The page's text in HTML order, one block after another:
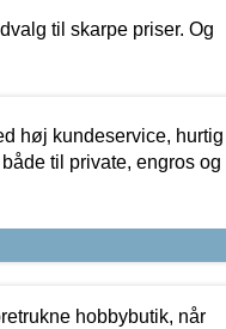
til skarpe priser. Og
høj kundeservice, hurtig
til private, engros og
hobbybutik, når